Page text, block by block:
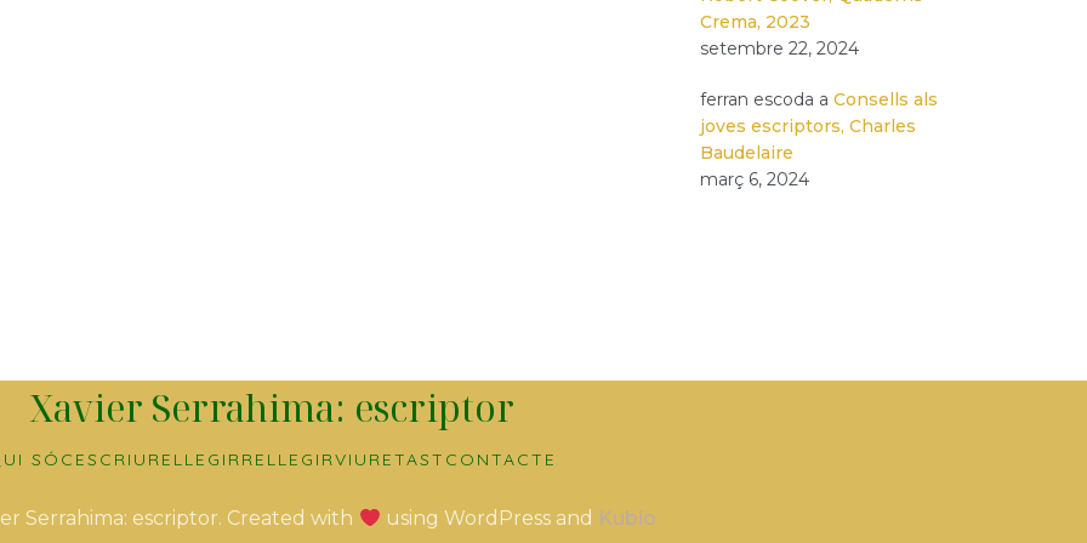
Crema, 2023
setembre 22, 2024
ferran escoda a Consells als
joves escriptors, Charles
Baudelaire
març 6, 2024
Xavier Serrahima: escriptor
SÓC ESCRIURE LLEGIRRELLEGIRVIURETAST CONTACTE
Serrahima: escriptor. Created with using WordPress and Kubio